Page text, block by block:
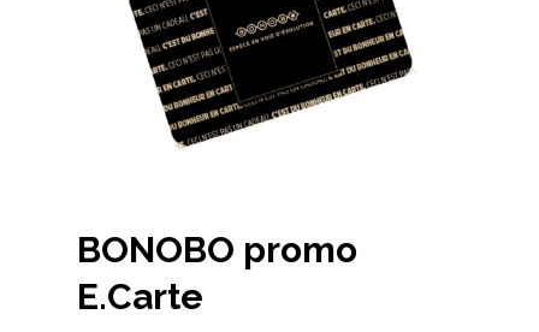
BONOBO promo
E.Carte